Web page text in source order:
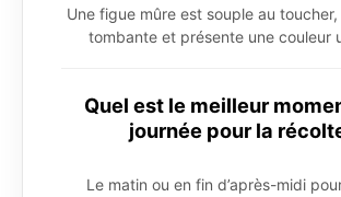
Une figue mûre est souple au
tombante et présente une couleur
Quel est le meilleur
journée pour la
Le matin ou en fin d’après-midi